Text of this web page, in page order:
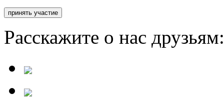
Расскажите о нас